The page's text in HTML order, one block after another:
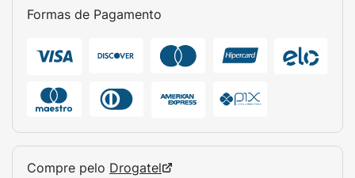
Formas de Pagamento
Compre pelo Drogatel